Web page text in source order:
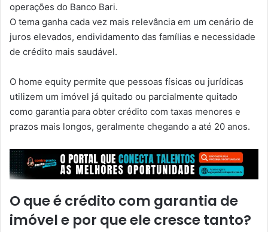
operações do Banco Bari.
O tema ganha cada vez mais relevância em um cenário de
juros elevados, endividamento das famílias e necessidade
de crédito mais saudável.
O home equity permite que pessoas físicas ou jurídicas
utilizem um imóvel já quitado ou parcialmente quitado
como garantia para obter crédito com taxas menores e
prazos mais longos, geralmente chegando a até 20 anos.
O que é crédito com garantia de
imóvel e por que ele cresce tanto?